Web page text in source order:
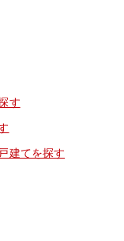
す
建てを探す